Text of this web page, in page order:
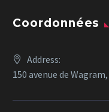
Coordonnées
Address:
150 avenue de